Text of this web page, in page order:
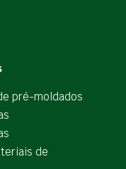
pré-moldados
de